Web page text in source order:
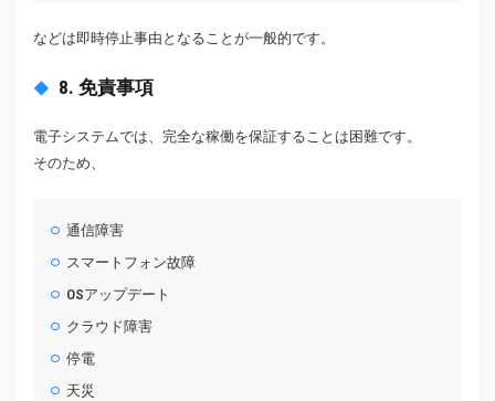
などは即時停止事由となることが一般的です。
8. 免責事項
電子システムでは、完全な稼働を保証することは困難です。
そのため、
通信障害
スマートフォン故障
OSアップデート
クラウド障害
停電
天災